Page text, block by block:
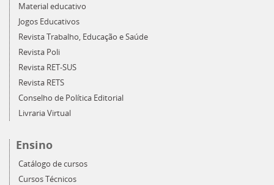
Material educativo
Jogos Educativos
Revista Trabalho, Educação e Saúde
Revista Poli
Revista RET-SUS
Revista RETS
Conselho de Política Editorial
Livraria Virtual
Ensino
Catálogo de cursos
Cursos Técnicos